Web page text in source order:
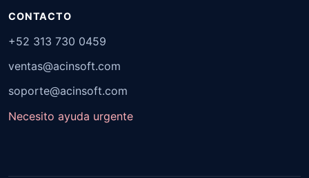
CONTACTO
+52 313 730 0459
ventas@acinsoft.com
soporte@acinsoft.com
Necesito ayuda urgente